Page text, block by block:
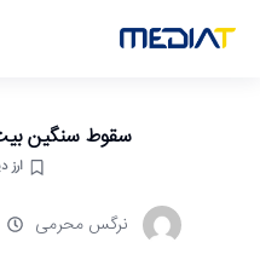
سقوط سنگین
ارز
نرگس محرمی